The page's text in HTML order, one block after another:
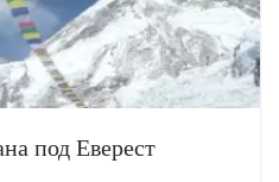
под Еверест